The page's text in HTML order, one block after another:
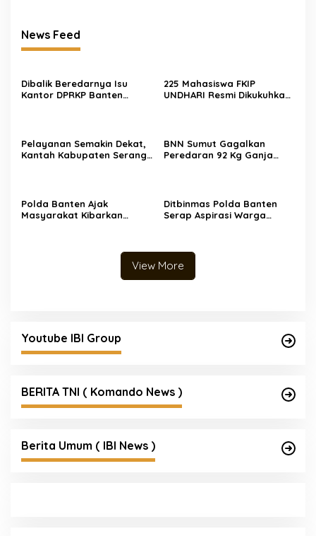
News Feed
Dibalik Beredarnya Isu
Kantor DPRKP Banten
225 Mahasiswa FKIP
UNDHARI Resmi Dikukuhkan
Pelayanan Semakin Dekat,
Kantah Kabupaten Serang
di Desa Toyomerto
BNN Sumut Gagalkan
Peredaran 92 Kg Ganja
Polda Banten Ajak
Masyarakat Kibarkan
Kemerdekaan Republik
Ditbinmas Polda Banten
Serap Aspirasi Warga
View More
Youtube IBI Group
BERITA TNI ( Komando News )
Berita Umum ( IBI News )